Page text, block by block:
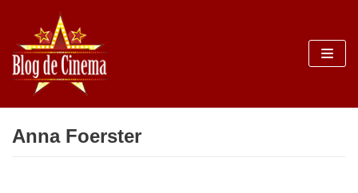
Sari
la
conținut
Anna Foerster